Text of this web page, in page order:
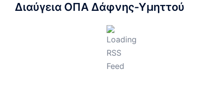
Διαύγεια ΟΠΑ Δάφνης-Υμηττού